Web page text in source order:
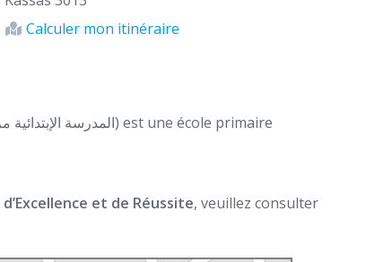
Calculer mon itinéraire
d’Excellence et de Réussite, veuillez consulter